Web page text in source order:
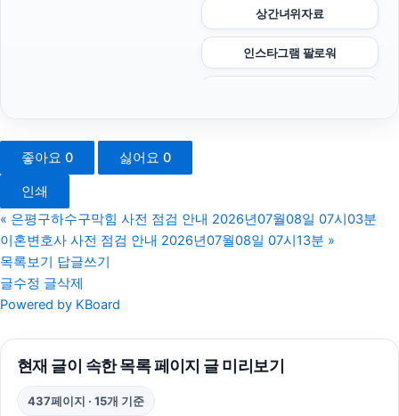
상간녀위자료
인스타그램 팔로워
서울상간녀소송변호사
소액결제상품권
위자료
좋아요 0 싫어요 0
인쇄
« 은평구하수구막힘 사전 점검 안내 2026년07월08일 07시03분
이혼변호사 사전 점검 안내 2026년07월08일 07시13분 »
목록보기
답글쓰기
글수정 글삭제
Powered by KBoard
현재 글이 속한 목록 페이지 글 미리보기
437페이지 · 15개 기준